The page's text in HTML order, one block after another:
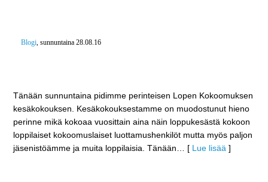
Blogi, sunnuntaina 28.08.16
Tänään sunnuntaina pidimme perinteisen Lopen Kokoomuksen
kesäkokouksen. Kesäkokouksestamme on muodostunut hieno
perinne mikä kokoaa vuosittain aina näin loppukesästä kokoon
loppilaiset kokoomuslaiset luottamushenkilöt mutta myös paljon
jäsenistöämme ja muita loppilaisia. Tänään … [ Lue lisää ]